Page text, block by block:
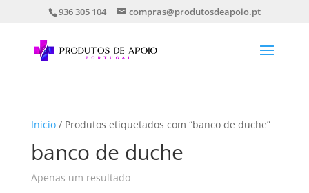
936 305 104 compras@produtosdeapoio.pt
Início/ Produtos etiquetados com “banco de duche”
banco de duche
Apenas um resultado